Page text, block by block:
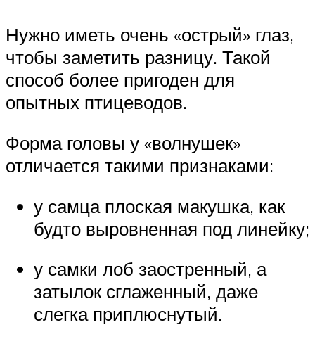
Нужно иметь очень «острый» глаз,
чтобы заметить разницу. Такой
способ более пригоден для
опытных птицеводов.
Форма головы у «волнушек»
отличается такими признаками:
у самца плоская макушка, как
будто выровненная под линейку;
у самки лоб заостренный, а
затылок сглаженный, даже
слегка приплюснутый.